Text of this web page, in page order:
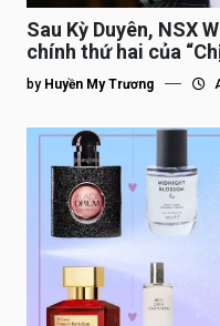
Sau Kỳ Duyên, NSX
chính thứ hai của
by Huyền My Trương